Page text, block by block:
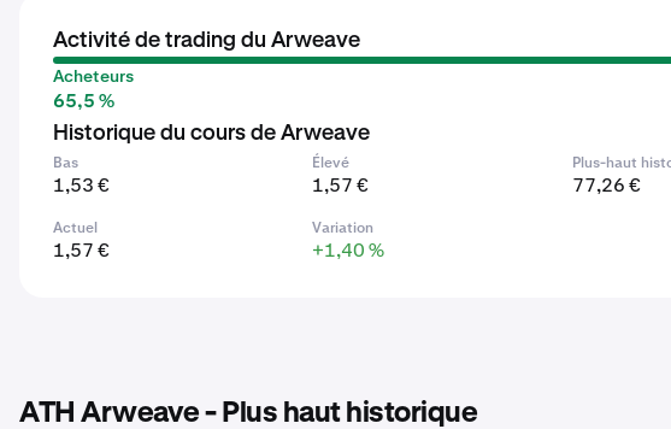
Activité de trading du Arweave
Acheteurs
65,5 %
Historique du cours de Arweave
Bas
1,53 €
Élevé
1,57 €
Plus-haut
77,26 €
Actuel
1,57 €
Variation
+1,40 %
ATH Arweave - Plus haut historique